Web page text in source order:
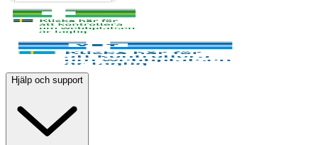
Hjälp och support